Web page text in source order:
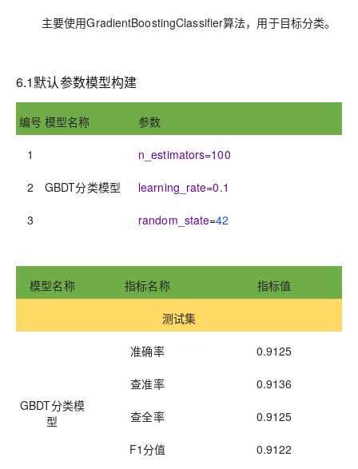
主要使用GradientBoostingClassifier算法，用于目标分类。
6.1默认参数模型构建
编号 模型名称 参数
1
GBDT分类模型
n_estimators=100
2 learning_rate=0.1
3 random_state=42
模型名称 指标名称 指标值
测试集
GBDT分类模
型
准确率 0.9125
查准率 0.9136
查全率 0.9125
F1分值 0.9122